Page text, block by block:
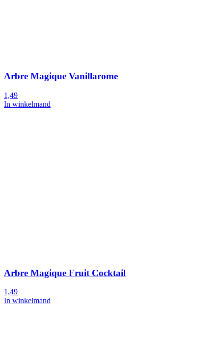
Arbre Magique Vanillarome
1,49
In winkelmand
Arbre Magique Fruit Cocktail
1,49
In winkelmand